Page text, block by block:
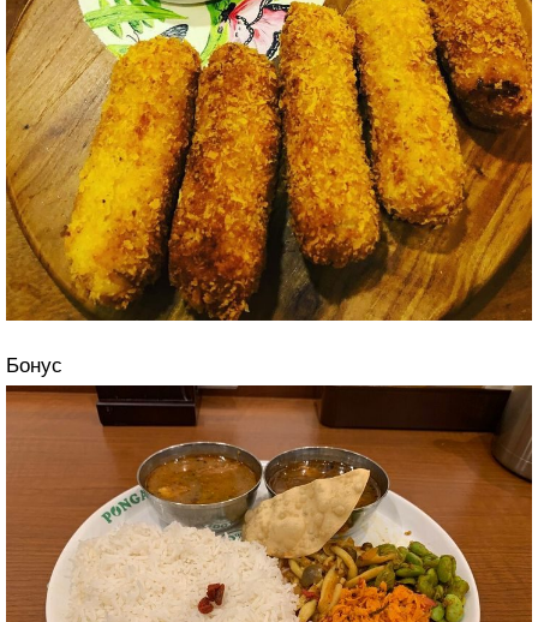
«Была в Шри-Ланке 3 года назад и до сих пор иногда
вспоминаю местные роллы»